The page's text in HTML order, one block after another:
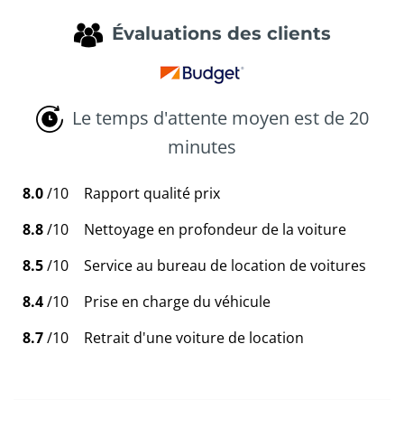
Évaluations des clients
Le temps d'attente moyen est de 20
minutes
8.0/10
Rapport qualité prix
8.8/10
Nettoyage en profondeur de la voiture
8.5/10
Service au bureau de location de voitures
8.4/10
Prise en charge du véhicule
8.7/10 Retrait d'une voiture de location